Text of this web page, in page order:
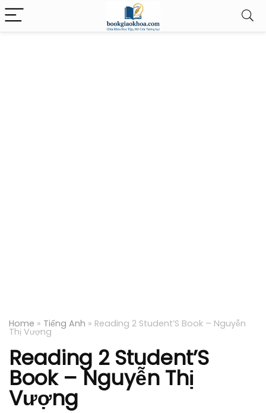
Home » Tiếng Anh » Reading 2 Student’S Book – Nguyễn
Thị Vượng
Reading 2 Student’S
Book – Nguyễn Thị
Vượng